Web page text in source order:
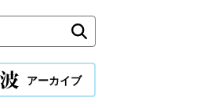
アーカイブ